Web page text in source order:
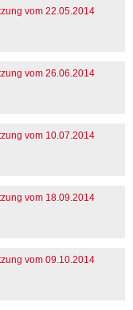
vom 22.05.2014
vom 26.06.2014
vom 10.07.2014
vom 18.09.2014
vom 09.10.2014